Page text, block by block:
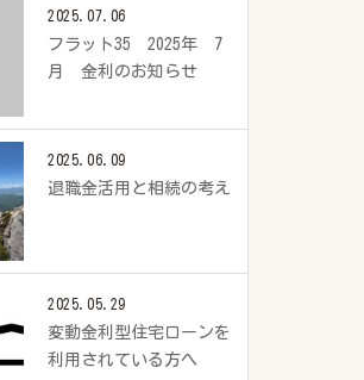
2025.07.06
フラット35 2025年 7
月 金利のお知らせ
2025.06.09
退職金活用と相続の考え
2025.05.29
変動金利型住宅ローンを
利用されている方へ